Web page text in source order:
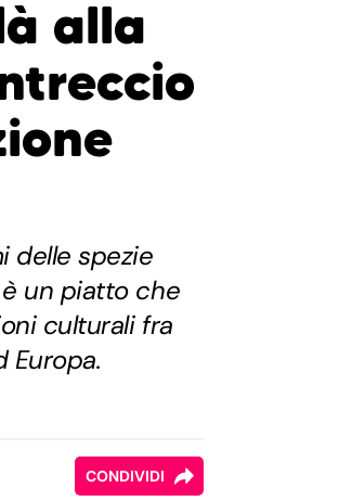
alla
delle spezie
un piatto che
culturali fra
Europa.
CONDIVIDI